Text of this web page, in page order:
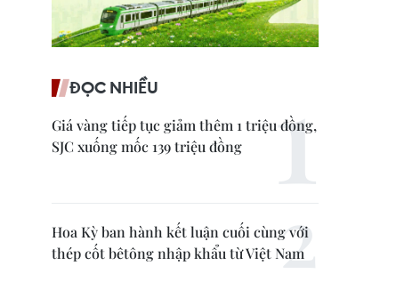
ĐỌC NHIỀU
Giá vàng tiếp tục giảm thêm 1 triệu đồng,
SJC xuống mốc 139 triệu đồng
Hoa Kỳ ban hành kết luận cuối cùng với
thép cốt bêtông nhập khẩu từ Việt Nam